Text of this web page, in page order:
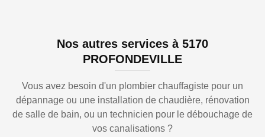
Nos autres services à 5170
PROFONDEVILLE
Vous avez besoin d'un plombier chauffagiste pour un
dépannage ou une installation de chaudière, rénovation
de salle de bain, ou un technicien pour le débouchage de
vos canalisations ?